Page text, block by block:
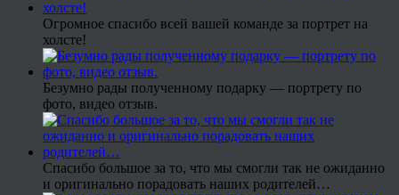
Огромное спасибо всей вашей команде за портрет на
холсте!
Безумно рады полученному подарку — портрету по
фото, видео отзыв.
Спасибо большое за то, что мы смогли так не ожиданно
и оригинально порадовать наших родителей…